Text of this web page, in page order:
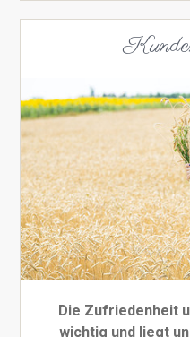
Die Zufriedenheit
wichtig und liegt